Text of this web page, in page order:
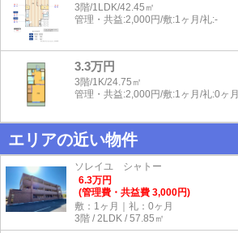
3階/1LDK/42.45㎡
管理・共益:2,000円/敷:1ヶ月/礼:-
3.3万円
3階/1K/24.75㎡
管理・共益:2,000円/敷:1ヶ月/礼:0ヶ月
エリアの近い物件
ソレイユ シャトー
6.3万円
(管理費・共益費 3,000円)
敷：1ヶ月｜礼：0ヶ月
3階 / 2LDK / 57.85㎡